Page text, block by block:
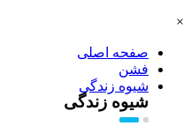
×
صفحه اصلی
فشن
شیوه زندگی
شیوه زندگی